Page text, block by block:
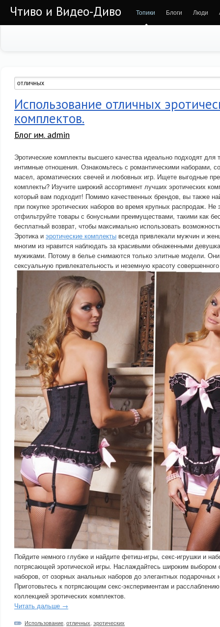
Чтиво и Видео-Диво Топики Блоги Люди
Использование отличных
комплектов.
Блог им. admin
Эротические комплекты высшего качества идеально подходят
интимные отношения. Ознакомьтесь с романтическими наборами,
масел, ароматических свечей и любовных игр. Ищете выгодные
комплекты? Изучите широкий ассортимент лучших эротических
который вам подходит! Помимо качественных брендов, вы также
при покупке эротических наборов во время крупных распродаж.
отфильтруйте товары с бонусными преимуществами, такими как
бесплатный возврат, чтобы максимально использовать
Эротика и эротические комплекты всегда привлекали мужчин и
многим из нравится наблюдать за красивыми обнаженными
мужиками. Потому в белье снимаются только элитные модели.
сексуальную привлекательность и неземную красоту
Пойдите немного глубже и найдите фетиш-игры, секс-игрушки и
потрясающей эротической игры. Наслаждайтесь широким выбором
наборов, от озорных анальных наборов до элегантных подарочных
Приготовьтесь к потрясающим секс-экспериментам и
коллекцией эротических комплектов.
Читать дальше →
Использование отличных эротических